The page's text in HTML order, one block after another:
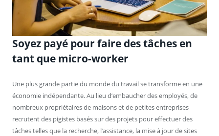
Soyez payé pour faire des tâches en
tant que micro-worker
Une plus grande partie du monde du travail se transforme en une
économie indépendante. Au lieu d’embaucher des employés, de
nombreux propriétaires de maisons et de petites entreprises
recrutent des pigistes basés sur des projets pour effectuer des
tâches telles que la recherche, l’assistance, la mise à jour de sites